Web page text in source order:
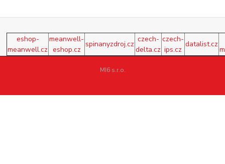
eshop-
meanwell.cz
meanwell-
eshop.cz
spinanyzdroj.cz
czech-
delta.cz
czech-
ips.cz
datalist.cz
MI6 s.r.o.